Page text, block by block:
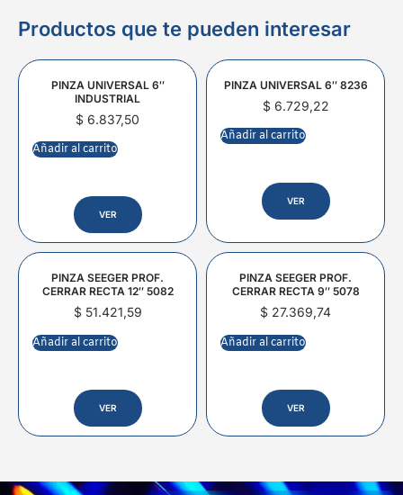
Productos que te pueden interesar
PINZA UNIVERSAL 6″
INDUSTRIAL
$ 6.837,50
Añadir al carrito
VER
PINZA UNIVERSAL 6″ 8236
$6.729,22
Añadir al carrito
VER
PINZA SEEGER PROF.
CERRAR RECTA 12″ 5082
$51.421,59
Añadir al carrito
VER
PINZA SEEGER PROF.
CERRAR RECTA 9″ 5078
$ 27.369,74
Añadir al carrito
VER